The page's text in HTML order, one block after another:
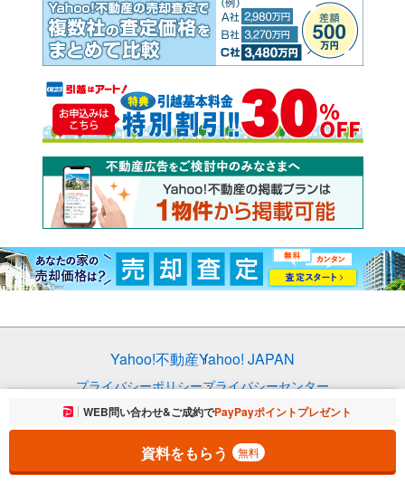
お気に入りに追加しました。 一覧を開く
WEB問い合わせ&ご成約でPayPayポイントプレゼント
資料をもらう 無料
Yahoo!不動産Yahoo! JAPAN
プライバシーポリシープライバシーセンター
規約掲載希望の方へ
ご意見・ご要望ヘルプ
© LY Corporation